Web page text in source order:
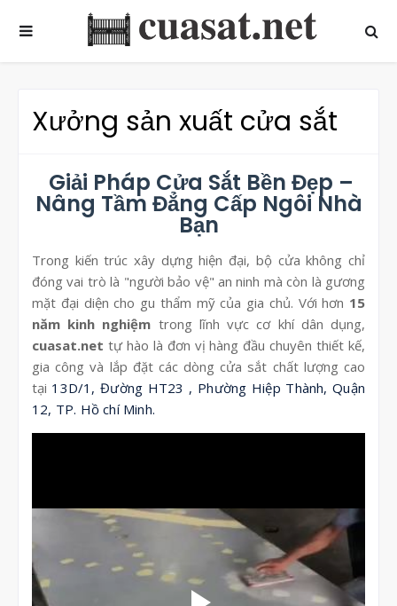
Xưởng sản xuất cửa sắt
Giải Pháp Cửa Sắt Bền Đẹp –
Nâng Tầm Đẳng Cấp Ngôi Nhà
Bạn
Trong kiến trúc xây dựng hiện đại, bộ cửa không chỉ
đóng vai trò là "người bảo vệ" an ninh mà còn là gương
mặt đại diện cho gu thẩm mỹ của gia chủ. Với hơn 15
năm kinh nghiệm trong lĩnh vực cơ khí dân dụng,
cuasat.net tự hào là đơn vị hàng đầu chuyên thiết kế,
gia công và lắp đặt các dòng cửa sắt chất lượng cao
tại 13D/1, Đường HT23 , Phường Hiệp Thành, Quận
12, TP. Hồ chí Minh.